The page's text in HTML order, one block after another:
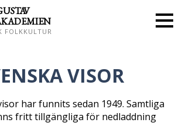
TAV
FOLKKULTUR
VISOR
har funnits sedan 1949. Samtliga
fritt tillgängliga för nedladdning